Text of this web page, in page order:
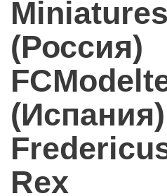
Miniatures
(Россия)
(Испания)
Rex